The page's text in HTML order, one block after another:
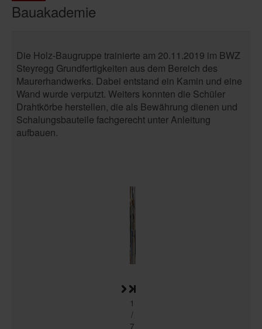
Bauakademie
Die Holz-Baugruppe trainierte am 20.11.2019 im BWZ
Steyregg Grundfertigkeiten aus dem Bereich des
Maurerhandwerks. Dabei entstand ein Kamin und eine
Wand wurde verputzt. Weiters konnten die Schüler
Drahtkörbe herstellen, die als Bewährung dienen und
Schalungsbauteile fachgerecht unter Anleitung
aufbauen.
1
/
7